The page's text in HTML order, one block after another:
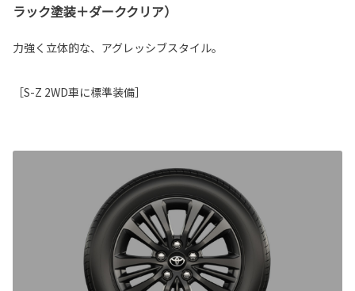
ラック塗装＋ダーククリア）
力強く立体的な、アグレッシブスタイル。
［S-Z 2WD車に標準装備］